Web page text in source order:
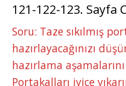
121-122-123. Sayfa
Soru: Taze sıkılmış
hazırlayacağınızı
hazırlama aşamalarını
Portakalları iyice